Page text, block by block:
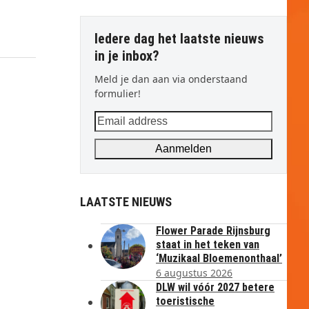
Iedere dag het laatste nieuws
in je inbox?
Meld je dan aan via onderstaand
formulier!
Email
address
Aanmelden
LAATSTE NIEUWS
Flower Parade Rijnsburg
staat in het teken van
‘Muzikaal Bloemenonthaal’
6 augustus 2026
DLW wil vóór 2027 betere
toeristische